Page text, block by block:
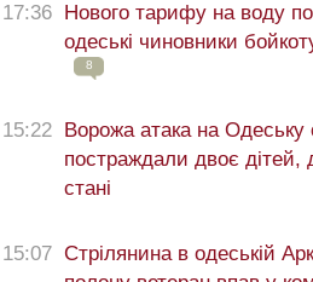
17:36
Нового тарифу на воду
одеські чиновники
8
15:22
Ворожа атака на Одеську
постраждали двоє дітей,
стані
15:07 Стрілянина в одеській